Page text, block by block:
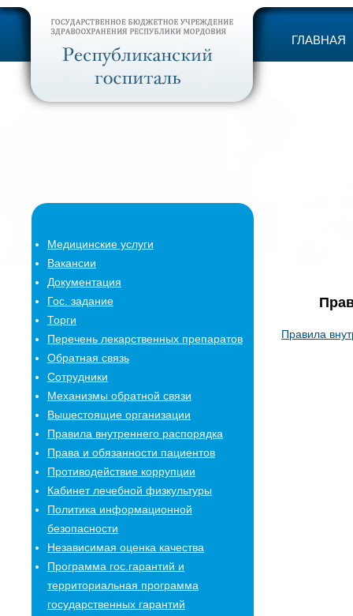
ГЛАВНАЯ
Медицинские услуги
Вакансии
Документация
Гос. задание
Торги
Перечень лекарственных препаратов
Обратная связь
Сотрудники
Механизмы обратной связи
Вышестоящие организации
Правила внутреннего распорядка
Права и обязанности пациентов
Противодействие коррупции
Кабинет лечебной физкультуры
Политика информационной
безопасности
Независимая оценка качества
Программа гос.гарантий и
территориальная программа
государственных гарантий
Правила